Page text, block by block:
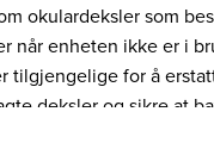
okulardeksler som
når enheten ikke er i
tilgjengelige for å
deksler og sikre at
Med vårt utvalg av